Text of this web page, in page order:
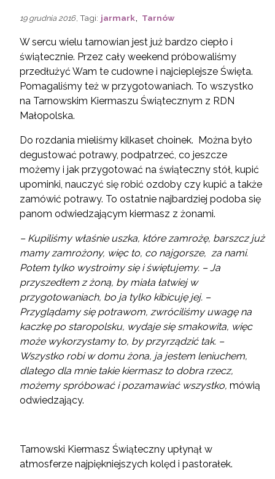
19 grudnia 2016 , Tagi: jarmark Tarnów
W sercu wielu tarnowian jest już bardzo ciepło i
świątecznie. Przez cały weekend próbowaliśmy
przedłużyć Wam te cudowne i najcieplejsze Święta.
Pomagaliśmy też w przygotowaniach. To wszystko
na Tarnowskim Kiermaszu Świątecznym z RDN
Małopolska.
Do rozdania mieliśmy kilkaset choinek. Można było
degustować potrawy, podpatrzeć, co jeszcze
możemy i jak przygotować na świąteczny stół, kupić
upominki, nauczyć się robić ozdoby czy kupić a także
zamówić potrawy. To ostatnie najbardziej podoba się
panom odwiedzającym kiermasz z żonami.
– Kupiliśmy właśnie uszka, które zamrożę, barszcz już
mamy zamrożony, więc to, co najgorsze, za nami.
Potem tylko wystroimy się i świętujemy. – Ja
przyszedłem z żoną, by miała łatwiej w
przygotowaniach, bo ja tylko kibicuję jej. –
Przyglądamy się potrawom, zwróciliśmy uwagę na
kaczkę po staropolsku, wydaje się smakowita, więc
może wykorzystamy to, by przyrządzić tak. –
Wszystko robi w domu żona, ja jestem leniuchem,
dlatego dla mnie takie kiermasz to dobra rzecz,
możemy spróbować i pozamawiać wszystko, mówią
odwiedzający.
Tarnowski Kiermasz Świąteczny upłynął w
atmosferze najpiękniejszych kolęd i pastorałek.